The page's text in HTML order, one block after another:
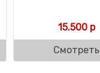
15.500р
Смотреть